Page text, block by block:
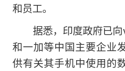
和员工。
据悉，印度政府已
和一加等中国主要企业
供有关其手机中使用的